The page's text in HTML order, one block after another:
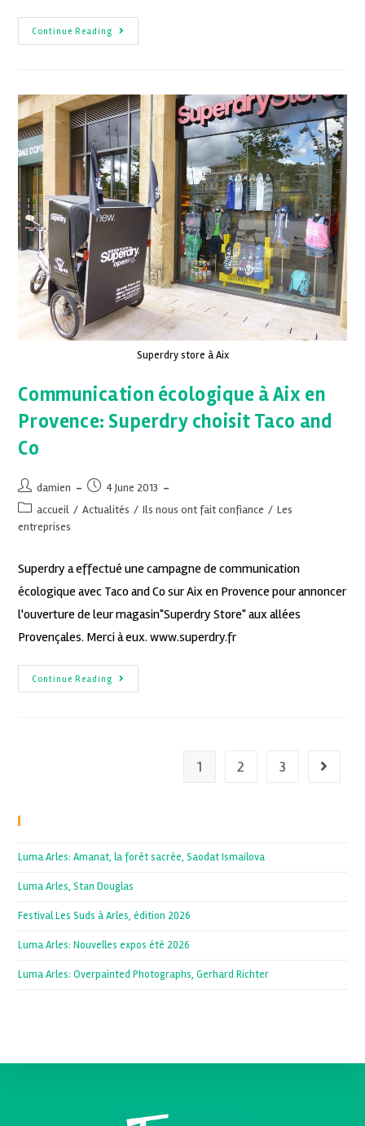
Continue Reading
Superdry store à Aix
Communication écologique à Aix en
Provence: Superdry choisit Taco and
Co
damien
4 June 2013
accueil / Actualités / Ils nous ont fait confiance / Les
entreprises
Superdry a effectué une campagne de communication
écologique avec Taco and Co sur Aix en Provence pour annoncer
l'ouverture de leur magasin"Superdry Store" aux allées
Provençales. Merci à eux. www.superdry.fr
Continue Reading
1 2 3
Luma Arles: Amanat, la forêt sacrée, Saodat Ismailova
Luma Arles, Stan Douglas
Festival Les Suds à Arles, édition 2026
Luma Arles: Nouvelles expos été 2026
Luma Arles: Overpainted Photographs, Gerhard Richter